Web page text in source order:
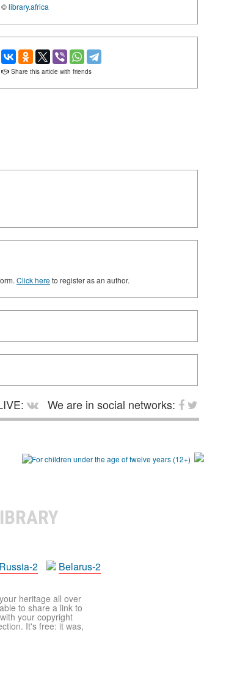
©library.africa
Share this article with friends
Click hereto register as an author.
We are in social networks:
Russia-2 Belarus-2
heritage all over
to share a link to
your copyright
It's free: it was,